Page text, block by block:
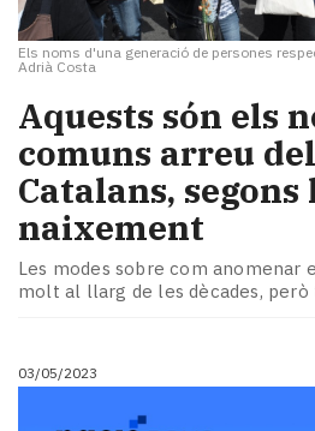
Els noms d'una generació de persones
Adrià Costa
Aquests són els
comuns arreu
Catalans,
naixement
Les modes sobre com anomenar
molt al llarg de les dècades,
03/05/2023